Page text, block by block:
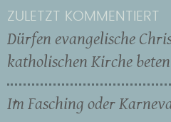
ZULETZT KOMMENTIERT
Dürfen evangelische
katholischen Kirche
Im Fasching oder